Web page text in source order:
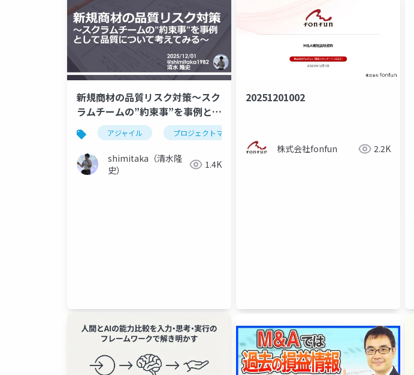
新規商材の品質リスク対策～スク
ラムチームの”約束事”を事例とし
て品質について考えてみる～
アジャイル プロジェクトマネジメント 品
shimitaka（清水隆
史）
1.4K
20251201002
株式会社fonfun 2.2K